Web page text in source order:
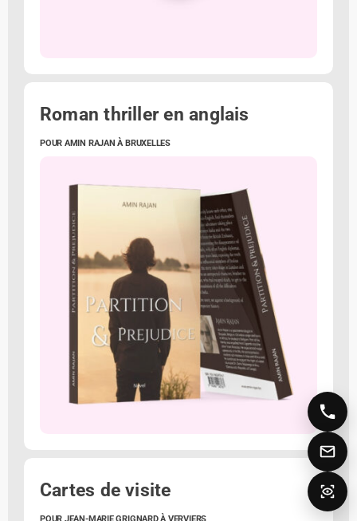
Roman thriller en anglais
POUR AMIN RAJAN À BRUXELLES
Cartes de visite